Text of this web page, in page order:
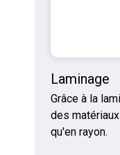
Laminage
Grâce à la
des
qu'en rayon.